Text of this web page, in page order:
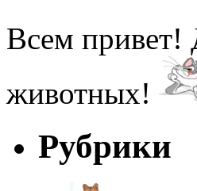
Всем привет!
животных!
Рубрики